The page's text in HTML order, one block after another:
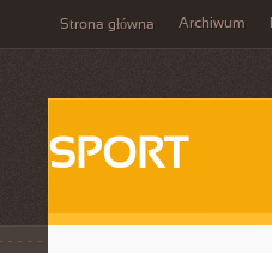
Strona główna Archiwum
SPORT